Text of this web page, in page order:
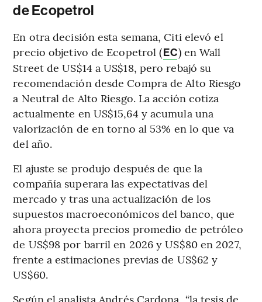
de Ecopetrol
En otra decisión esta semana, Citi elevó el
precio objetivo de Ecopetrol (EC) en Wall
Street de US$14 a US$18, pero rebajó su
recomendación desde Compra de Alto Riesgo
a Neutral de Alto Riesgo. La acción cotiza
actualmente en US$15,64 y acumula una
valorización de en torno al 53% en lo que va
del año.
El ajuste se produjo después de que la
compañía superara las expectativas del
mercado y tras una actualización de los
supuestos macroeconómicos del banco, que
ahora proyecta precios promedio de petróleo
de US$98 por barril en 2026 y US$80 en 2027,
frente a estimaciones previas de US$62 y
US$60.
Según el analista Andrés Cardona, “la tesis de